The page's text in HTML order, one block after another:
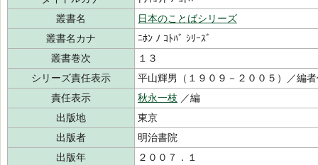
叢書名
日本のことばシリーズ
叢書名カナ
ﾆﾎﾝ ﾉ ｺﾄﾊﾞ ｼﾘｰｽﾞ
叢書巻次
１３
シリーズ責任表示
平山輝男（１９０９－２００５）／編
責任表示
秋永一枝 ／編
出版地
東京
出版者
明治書院
出版年
２００７．１